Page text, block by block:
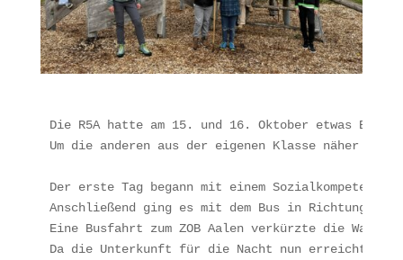
Die R5A hatte am 15. und 16. Oktober etwas
Um die anderen aus der eigenen Klasse näher
Der erste Tag begann mit einem
Anschließend ging es mit dem Bus in Richtung
Eine Busfahrt zum ZOB Aalen verkürzte die
Da die Unterkunft für die Nacht nun erreicht war,